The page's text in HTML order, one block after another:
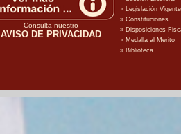
Consulta nuestro
AVISO DE PRIVACIDAD